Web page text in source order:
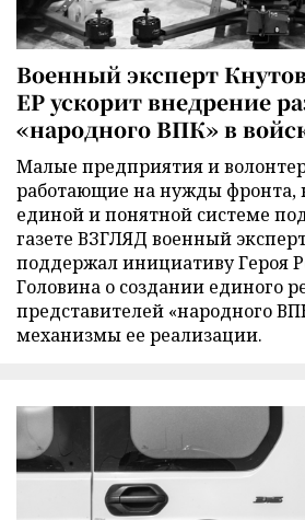
Военный эксперт
ЕР ускорит внедрение
«народного ВПК» в
Малые предприятия и
работающие на нужды фронта,
единой и понятной системе
газете ВЗГЛЯД военный
поддержал инициативу Героя
Головина о создании единого
представителей «народного
механизмы ее реализации.